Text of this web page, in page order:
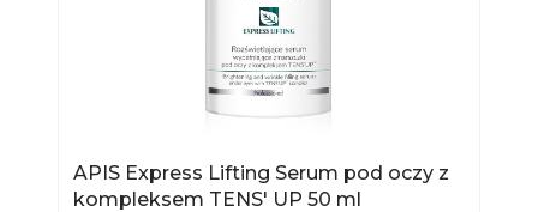
APIS Express Lifting Serum pod oczy z
kompleksem TENS' UP 50 ml